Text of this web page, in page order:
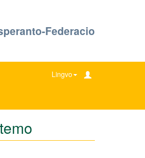
Federacio
Lingvo